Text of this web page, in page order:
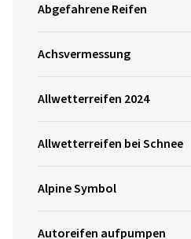
Abgefahrene Reifen
Achsvermessung
Allwetterreifen 2024
Allwetterreifen bei Schnee
Alpine Symbol
Autoreifen aufpumpen